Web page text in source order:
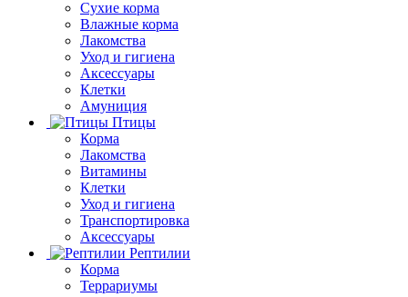
Сухие корма
Влажные корма
Лакомства
Уход и гигиена
Аксессуары
Клетки
Амуниция
Птицы
Корма
Лакомства
Витамины
Клетки
Уход и гигиена
Транспортировка
Аксессуары
Рептилии
Корма
Террариумы